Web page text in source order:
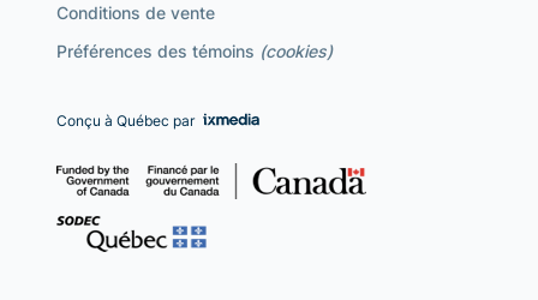
Conditions de vente
Préférences des témoins (cookies)
Conçu à Québec par